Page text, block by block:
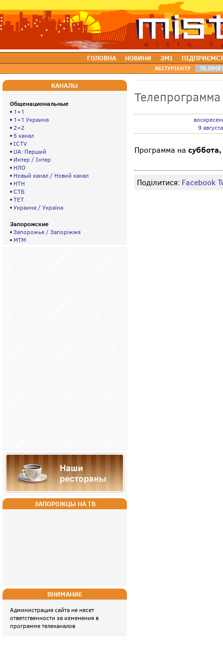
ГОЛОВНА НОВИНИ ЗМІ
АБІТУРІЄНТУ ТВ-
КАНАЛЫ
Общенациональные
• 1+1
• 1+1 Украина
•2+2
• 5 канал
•ICTV
• UA: Перший
• Интер / Інтер
• НЛО
• Новый канал / Новий канал
• НТН
•СТБ
•ТЕТ
•Украина / Україна
Запорожские
•Запорожье / Запорiжжя
• МТМ
ЗАПОРОЖЦЫ НА ТВ
ВНИМАНИЕ
Администрация сайта не несет
ответственности за изменения в
программе телеканалов
9 августа
Программа на
Поділитися: Facebook